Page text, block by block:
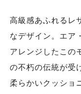
高級感あふれるレ
なデザイン。エア
アレンジしたこの
の不朽の伝統が受
柔らかいクッショ